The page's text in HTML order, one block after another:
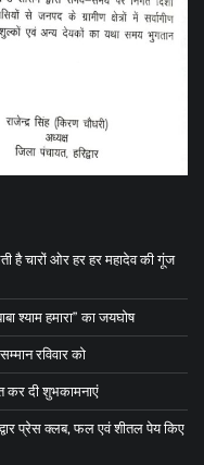
है चारों ओर हर हर महादेव की गूंज
श्याम हमारा” का जयघोष
रविवार को
कर दी शुभकामनाएं
प्रेस क्लब, फल एवं शीतल पेय किए